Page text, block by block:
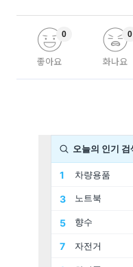
좋아요
0
화나요
0